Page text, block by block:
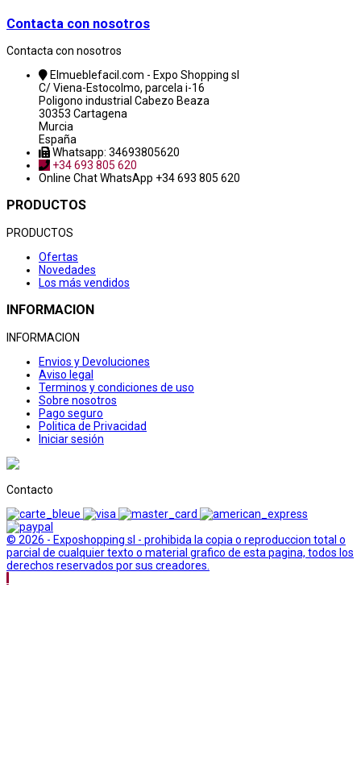
Contacta con nosotros
Contacta con nosotros
Elmueblefacil.com - Expo Shopping sl
C/ Viena-Estocolmo, parcela i-16
Poligono industrial Cabezo Beaza
30353 Cartagena
Murcia
España
Whatsapp: 34693805620
+34 693 805 620
Online ChatWhatsApp +34 693 805 620
PRODUCTOS
PRODUCTOS
Ofertas
Novedades
Los más vendidos
INFORMACION
INFORMACION
Envios y Devoluciones
Aviso legal
Terminos y condiciones de uso
Sobre nosotros
Pago seguro
Politica de Privacidad
Iniciar sesión
Contacto
© 2026 - Exposhopping sl - prohibida la copia o reproduccion total o
parcial de cualquier texto o material grafico de esta pagina, todos los
derechos reservados por sus creadores.